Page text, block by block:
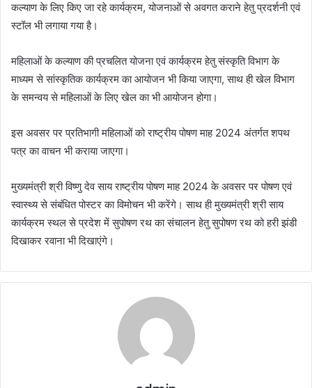
कल्याण के लिए किए जा रहे कार्यक्रम, योजनाओं से अवगत कराने हेतु प्रदर्शनी एवं
स्टॉल भी लगाया गया है।
महिलाओं के कल्याण की प्रचलित योजना एवं कार्यक्रम हेतु संस्कृति विभाग के
माध्यम से सांस्कृतिक कार्यक्रम का आयोजन भी किया जाएगा, साथ ही खेल विभाग
के समन्वय से महिलाओं के लिए खेल का भी आयोजन होगा।
इस अवसर पर प्रतिभागी महिलाओं को राष्ट्रीय पोषण माह 2024 अंतर्गत शपथ
पत्र का वाचन भी कराया जाएगा।
मुख्यमंत्री श्री विष्णु देव साय राष्ट्रीय पोषण माह 2024 के अवसर पर पोषण एवं
स्वास्थ्य से संबंधित पोस्टर का विमोचन भी करेंगे। साथ ही मुख्यमंत्री श्री साय
कार्यक्रम स्थल से प्रदेश में सुपोषण रथ का संचालन हेतु सुपोषण रथ को हरी झंडी
दिखाकर रवाना भी दिखाएंगे।